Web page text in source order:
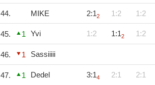
44. MIKE 2:12 1:2 1:2
45. 1 Yvi 1:2 1:12 1:2
46. 1 Sassiiiii
47. 1 Dedel 3:14 2:1 2:1